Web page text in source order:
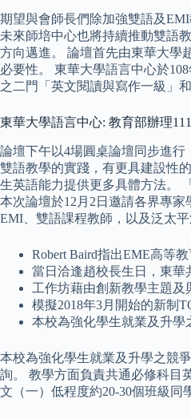
期望與會師長們除加強雙語及
未來師培中心也將持續推動雙語
方向邁進。 論壇首先由東華大學
必要性。 東華大學語言中心於
之二門「英文閱讀與寫作一級」
東華大學語言中心: 教育部辦理
論壇下午以4場圓桌論壇同步進
雙語教學的實踐，有更具建設性
生英語能力提供更多具體方法。
本次論壇於12月2日邀請各界專
EMI、雙語課程教師，以及泛太
Robert Baird指出EME高等
當日洽逢趙校長生日，東華
工作坊藉由創新教學主題及
模擬2018年3月開始的新制
本校為強化學生就業及升學
本校為強化學生就業及升學之競
詢。 教學方面負責共通必修科目
文（一）低程度約20-30個班級同